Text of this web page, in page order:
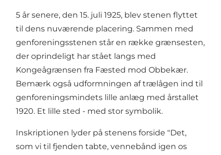
5 år senere, den 15. juli 1925, blev stenen flyttet
til dens nuværende placering. Sammen med
genforeningsstenen står en række grænsesten,
der oprindeligt har stået langs med
Kongeågrænsen fra Fæsted mod Obbekær.
Bemærk også udformningen af trælågen ind til
genforeningsmindets lille anlæg med årstallet
1920. Et lille sted - med stor symbolik.
Inskriptionen lyder på stenens forside "Det,
som vi til fjenden tabte, vennebånd igen os